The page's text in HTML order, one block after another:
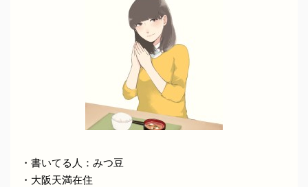
・書いてる人：みつ豆
・大阪天満在住